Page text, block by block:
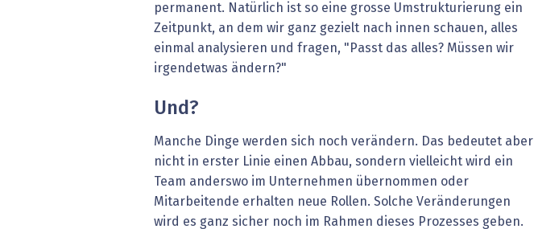
permanent. Natürlich ist so eine grosse Umstrukturierung ein
Zeitpunkt, an dem wir ganz gezielt nach innen schauen, alles
einmal analysieren und fragen, "Passt das alles? Müssen wir
irgendetwas ändern?"
Und?
Manche Dinge werden sich noch verändern. Das bedeutet aber
nicht in erster Linie einen Abbau, sondern vielleicht wird ein
Team anderswo im Unternehmen übernommen oder
Mitarbeitende erhalten neue Rollen. Solche Veränderungen
wird es ganz sicher noch im Rahmen dieses Prozesses geben.